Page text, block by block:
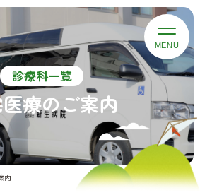
診療科一覧
療のご案内
内